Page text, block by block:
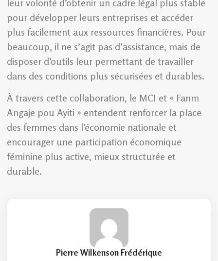
leur volonté d’obtenir un cadre légal plus stable
pour développer leurs entreprises et accéder
plus facilement aux ressources financières. Pour
beaucoup, il ne s’agit pas d’assistance, mais de
disposer d’outils leur permettant de travailler
dans des conditions plus sécurisées et durables.
À travers cette collaboration, le MCI et « Fanm
Angaje pou Ayiti » entendent renforcer la place
des femmes dans l’économie nationale et
encourager une participation économique
féminine plus active, mieux structurée et
durable.
Pierre Wilkenson Frédérique